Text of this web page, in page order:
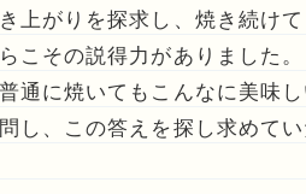
上がりを探求し、焼き続け
こその説得力がありました。
通に焼いてもこんなに美味
し、この答えを探し求めて